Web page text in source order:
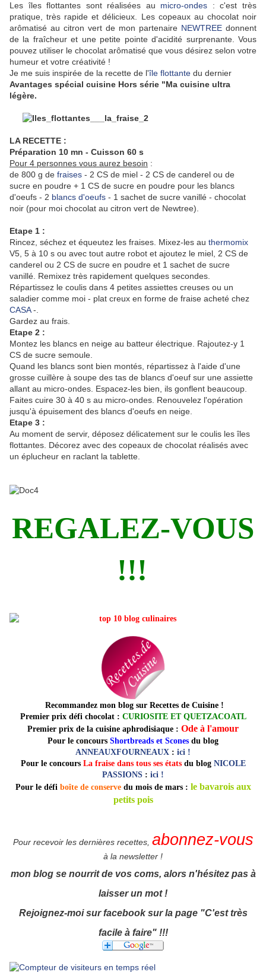
Les îles flottantes sont réalisées au micro-ondes : c'est très
pratique, très rapide et délicieux. Les copeaux au chocolat noir
arômatisé au citron vert de mon partenaire NEWTREE donnent
de la fraîcheur et une petite pointe d'acidité surprenante. Vous
pouvez utiliser le chocolat arômatisé que vous désirez selon votre
humeur et votre créativité !
Je me suis inspirée de la recette de l'île flottante du dernier
Avantages spécial cuisine Hors série "Ma cuisine ultra
légère.
LA RECETTE :
Préparation 10 mn - Cuisson 60 s
Pour 4 personnes vous aurez besoin :
de 800 g de fraises - 2 CS de miel - 2 CS de canderel ou de
sucre en poudre + 1 CS de sucre en poudre pour les blancs
d'oeufs - 2 blancs d'oeufs - 1 sachet de sucre vanillé - chocolat
noir (pour moi chocolat au citron vert de Newtree).
Etape 1 :
Rincez, séchez et équeutez les fraises. Mixez-les au thermomix
V5, 5 à 10 s ou avec tout autre robot et ajoutez le miel, 2 CS de
canderel ou 2 CS de sucre en poudre et 1 sachet de sucre
vanillé. Remixez très rapidement quelques secondes.
Répartissez le coulis dans 4 petites assiettes creuses ou un
saladier comme moi - plat creux en forme de fraise acheté chez
CASA-.
Gardez au frais.
Etape 2 :
Montez les blancs en neige au batteur électrique. Rajoutez-y 1
CS de sucre semoule.
Quand les blancs sont bien montés, répartissez à l'aide d'une
grosse cuillère à soupe des tas de blancs d'oeuf sur une assiette
allant au micro-ondes. Espacez-les bien, ils gonflent beaucoup.
Faites cuire 30 à 40 s au micro-ondes. Renouvelez l'opération
jusqu'à épuisement des blancs d'oeufs en neige.
Etape 3 :
Au moment de servir, déposez délicatement sur le coulis les îles
flottantes. Décorez avec des copeaux de chocolat réalisés avec
un éplucheur en raclant la tablette.
REGALEZ-VOUS
!!!
Recommandez mon blog sur Recettes de Cuisine!
Premier prix défi chocolat : CURIOSITE ET QUETZACOATL
Premier prix de la cuisine aphrodisiaque : Ode à l'amour
Pour le concours Shortbreads et Scones du blog
ANNEAUXFOURNEAUX : ici !
Pour le concours La fraise dans tous ses états du blog NICOLE
PASSIONS : ici !
Pour le défi boîte de conservedu mois de mars : le bavarois aux
petits pois
Pour recevoir les dernières recettes, abonnez-vous
à la newsletter !
mon blog se nourrit de vos coms, alors n'hésitez pas à
laisser un mot !
Rejoignez-moi sur facebook sur la page "C'est très
facile à faire" !!!